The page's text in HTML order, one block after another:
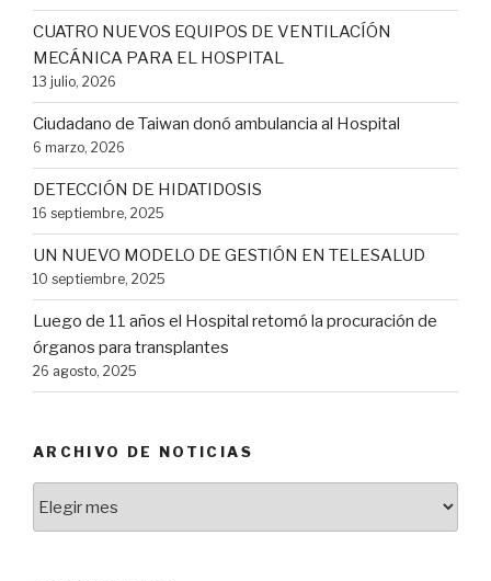
CUATRO NUEVOS EQUIPOS DE VENTILACÍÓN
MECÁNICA PARA EL HOSPITAL
13 julio, 2026
Ciudadano de Taiwan donó ambulancia al Hospital
6 marzo, 2026
DETECCIÓN DE HIDATIDOSIS
16 septiembre, 2025
UN NUEVO MODELO DE GESTIÓN EN TELESALUD
10 septiembre, 2025
Luego de 11 años el Hospital retomó la procuración de
órganos para transplantes
26 agosto, 2025
ARCHIVO DE NOTICIAS